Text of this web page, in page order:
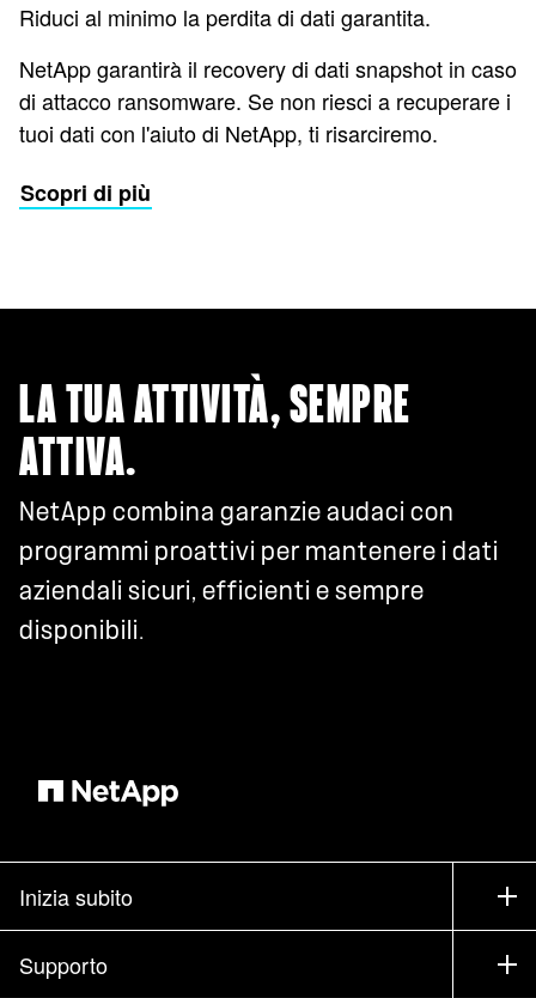
Riduci al minimo la perdita di dati garantita.
NetApp garantirà il recovery di dati snapshot in caso
di attacco ransomware. Se non riesci a recuperare i
tuoi dati con l'aiuto di NetApp, ti risarciremo.
Scopri di più
LA TUA ATTIVITÀ, SEMPRE
ATTIVA.
NetApp combina garanzie audaci con
programmi proattivi per mantenere i dati
aziendali sicuri, efficienti e sempre
disponibili.
Inizia subito
Come acquistare
Supporto